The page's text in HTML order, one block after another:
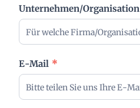
s
t
i
e
r
n
Unternehmen/Organisation
E-Mail *